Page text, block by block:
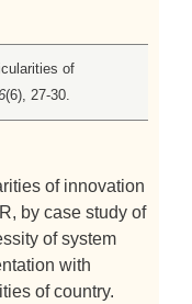
of
(6), 27-30.
of innovation
by case study of
of system
with
of country.